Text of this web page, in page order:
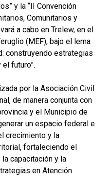
y la “II Convención
Comunitarios y
a cabo en Trelew, en el
(MEF), bajo el lema
construyendo estrategias
futuro”.
por la Asociación Civil
de manera conjunta con
y el Municipio de
un espacio federal e
crecimiento y la
fortaleciendo el
capacitación y la
en Atención